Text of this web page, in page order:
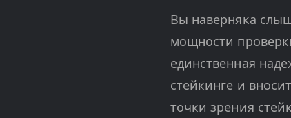
Вы наверняка
мощности
единственная
стейкинге и
точки зрения